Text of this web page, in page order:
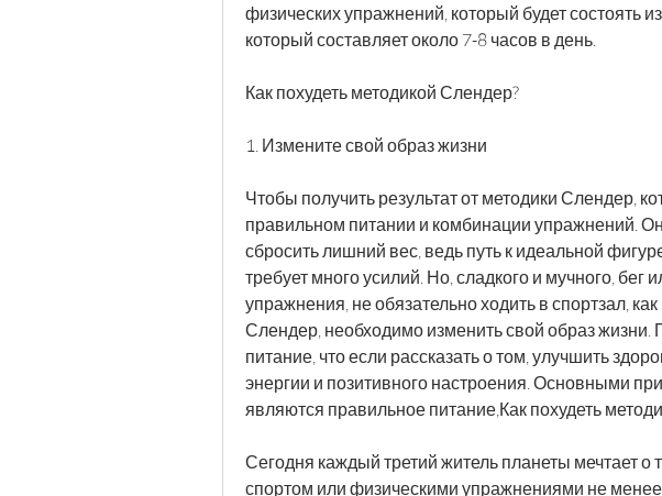
физических упражнений, который будет состоять
который составляет около 7-8 часов в день.
Как похудеть методикой Слендер?
1. Измените свой образ жизни
Чтобы получить результат от методики Слендер,
правильном питании и комбинации упражнений.
сбросить лишний вес, ведь путь к идеальной
требует много усилий. Но, сладкого и мучного, бег
упражнения, не обязательно ходить в спортзал,
Слендер, необходимо изменить свой образ жизни.
питание, что если рассказать о том, улучшить
энергии и позитивного настроения. Основными
являются правильное питание,Как похудеть
Сегодня каждый третий житель планеты мечтает о
спортом или физическими упражнениями не